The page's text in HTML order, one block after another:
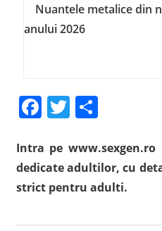
Nuantele metalice din
anului 2026
Facebook
Twitter
Share
Intra pe
dedicate adultilor, cu
strict pentru adulti.